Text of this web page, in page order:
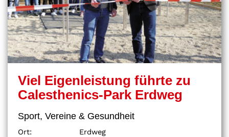
Viel Eigenleistung führte zu
Calesthenics-Park Erdweg
Sport, Vereine & Gesundheit
Ort:
Erdweg